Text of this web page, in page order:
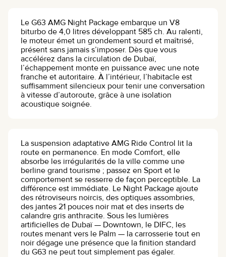
Le G63 AMG Night Package embarque un V8
biturbo de 4,0 litres développant 585 ch. Au ralenti,
le moteur émet un grondement sourd et maîtrisé,
présent sans jamais s’imposer. Dès que vous
accélérez dans la circulation de Dubaï,
l’échappement monte en puissance avec une note
franche et autoritaire. À l’intérieur, l’habitacle est
suffisamment silencieux pour tenir une conversation
à vitesse d’autoroute, grâce à une isolation
acoustique soignée.
La suspension adaptative AMG Ride Control lit la
route en permanence. En mode Comfort, elle
absorbe les irrégularités de la ville comme une
berline grand tourisme ; passez en Sport et le
comportement se resserre de façon perceptible. La
différence est immédiate. Le Night Package ajoute
des rétroviseurs noircis, des optiques assombries,
des jantes 21 pouces noir mat et des inserts de
calandre gris anthracite. Sous les lumières
artificielles de Dubaï — Downtown, le DIFC, les
routes menant vers le Palm — la carrosserie tout en
noir dégage une présence que la finition standard
du G63 ne peut tout simplement pas égaler.